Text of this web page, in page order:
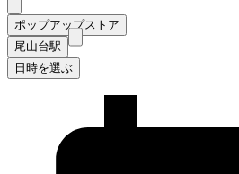
ポップアップストア
尾山台駅
日時を選ぶ